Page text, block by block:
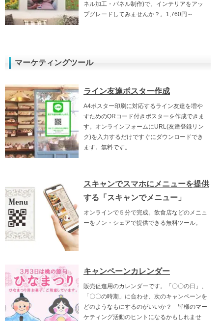
ネル加工・パネル制作)で、インテリアをアッ
プグレードしてみませんか？。1,760円～
マーケティングツール
ライン友達ポスター作成
A4ポスター印刷に対応するライン友達を増や
すためのQRコード付きポスターを作成できま
す。オンラインフォームにURL(友達登録リン
ク)を入力するだけですぐにダウンロードでき
ます。無料です。
スキャンでスマホにメニューを提供
する「スキャンでメニュー」
オンラインで５分で完成。飲食店などのメニュ
ーをノン・シェアで提供できる無料ツール。
キャンペーンカレンダー
販売促進用のカレンダーです。「〇〇の日」、
「〇〇の時期」に合わせ、次のキャンペーンを
どのようなもにするのがいいか？ 皆様のマー
ケティング活動のヒントになるかもしれませ